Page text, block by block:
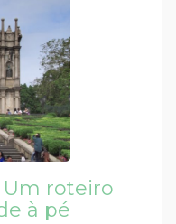
Um roteiro
à pé